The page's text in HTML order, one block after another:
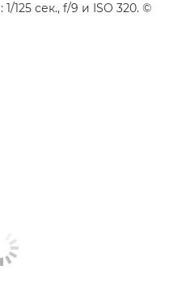
сек., f/9 и ISO 320. ©